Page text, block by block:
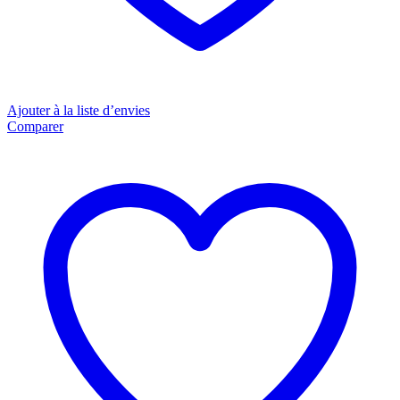
Ajouter à la liste d’envies
Comparer